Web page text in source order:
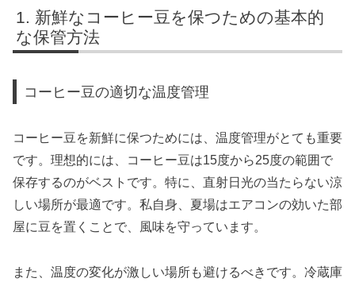
新鮮なコーヒー豆を保つための基本的
な保管方法
コーヒー豆の適切な温度管理
コーヒー豆を新鮮に保つためには、温度管理がとても重要
です。理想的には、コーヒー豆は15度から25度の範囲で
保存するのがベストです。特に、直射日光の当たらない涼
しい場所が最適です。私自身、夏場はエアコンの効いた部
屋に豆を置くことで、風味を守っています。
また、温度の変化が激しい場所も避けるべきです。冷蔵庫